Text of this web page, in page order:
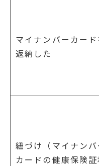
マイナンバーカード
返納した
紐づけ（マイナンバ
カードの健康保険証